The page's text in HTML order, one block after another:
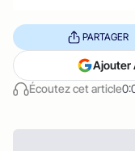
Écoutez cet article
PARTAGER
Ajouter